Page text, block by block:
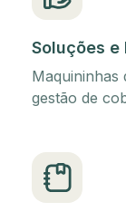
Soluções e
Maquininhas
gestão de